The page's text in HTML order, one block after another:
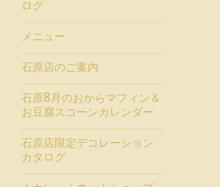
ログ
メニュー
石原店のご案内
石原8月のおからマフィン＆
お豆腐スコーンカレンダー
石原店限定デコレーション
カタログ